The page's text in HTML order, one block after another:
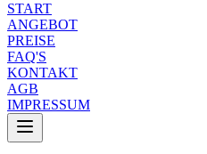
START
ANGEBOT
PREISE
FAQ'S
KONTAKT
AGB
IMPRESSUM